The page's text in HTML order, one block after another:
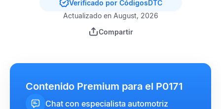
Verificado por CódigosDTC
Actualizado en August, 2026
Compartir
Contenido Premium para el P0171
Chat con especialista automotriz